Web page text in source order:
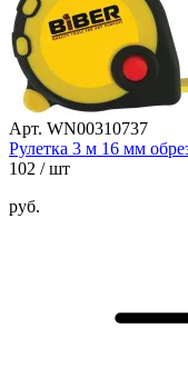
Арт. WN00310737
Рулетка 3 м 16 мм
102 / шт
руб.